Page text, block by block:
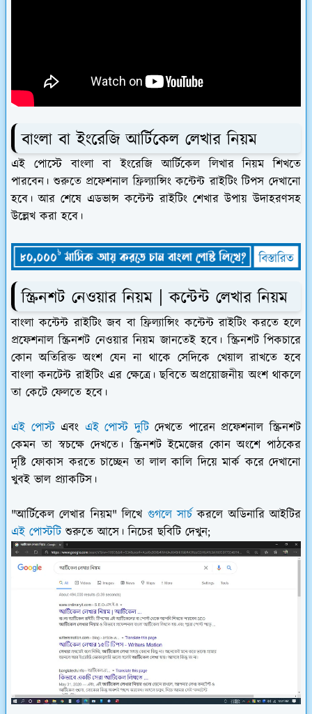
বাংলা বা ইংরেজি আর্টিকেল লেখার নিয়ম
এই পোস্টে বাংলা বা ইংরেজি আর্টিকেল লিখার নিয়ম শিখতে
পারবেন। শুরুতে প্রফেশনাল ফ্রিল্যান্সিং কন্টেন্ট রাইটিং টিপস দেখানো
হবে। আর শেষে এডভান্স কন্টেন্ট রাইটিং শেখার উপায় উদাহরণসহ
উল্লেখ করা হবে।
স্ক্রিনশট নেওয়ার নিয়ম | কন্টেন্ট লেখার নিয়ম
বাংলা কন্টেন্ট রাইটিং জব বা ফ্রিল্যান্সিং কন্টেন্ট রাইটিং করতে হলে
প্রফেশনাল স্ক্রিনশট নেওয়ার নিয়ম জানতেই হবে। স্ক্রিনশট পিকচারে
কোন অতিরিক্ত অংশ যেন না থাকে সেদিকে খেয়াল রাখতে হবে
বাংলা কনটেন্ট রাইটিং এর ক্ষেত্রে। ছবিতে অপ্রয়োজনীয় অংশ থাকলে
তা কেটে ফেলতে হবে।
এই পোস্টএবং এই পোস্ট দুটিদেখতে পারেন প্রফেশনাল স্ক্রিনশট
কেমন তা স্বচক্ষে দেখতে। স্ক্রিনশট ইমেজের কোন অংশে পাঠকের
দৃষ্টি ফোকাস করতে চাচ্ছেন তা লাল কালি দিয়ে মার্ক করে দেখানো
খুবই ভাল প্র্যাকটিস।
"আর্টিকেল লেখার নিয়ম" লিখে গুগলে সার্চকরলে অডিনারি আইটির
এই পোস্টটিশুরুতে আসে। নিচের ছবিটি দেখুন;